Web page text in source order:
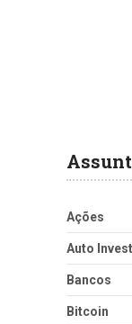
Ações
Auto
Bancos
Bitcoin